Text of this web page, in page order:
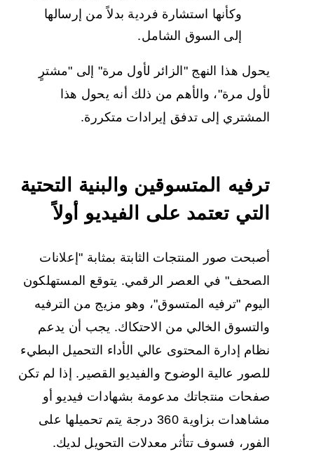
وكأنها استشارة فردية بدلاً من إرسالها
إلى السوق الشامل.
يحول هذا النهج "الزائر لأول مرة" إلى "مشترٍ
لأول مرة"، والأهم من ذلك أنه يحول هذا
المشتري إلى تدفق إيرادات متكررة.
ترفيه المتسوقين والبنية التحتية
التي تعتمد على الفيديو أولاً
أصبحت صور المنتجات الثابتة بمثابة "إعلانات
الصحف" في العصر الرقمي. يتوقع المستهلكون
اليوم "ترفيه المتسوق"، وهو مزيج من الترفيه
والتسوق الخالي من الاحتكاك. يجب أن يدعم
نظام إدارة المحتوى عالي الأداء التحميل البطيء
للصور عالية الوضوح والفيديو القصير. إذا لم تكن
صفحات منتجاتك مدعومة بشهادات فيديو أو
مشاهدات بزاوية 360 درجة يتم تحميلها على
الفور، فسوف تتأثر معدلات التحويل لديك.